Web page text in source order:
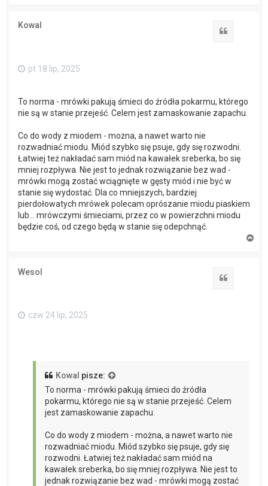
Kowal
pt 18 lip, 2025
To norma - mrówki pakują śmieci do źródła pokarmu, którego
nie są w stanie przejeść. Celem jest zamaskowanie zapachu.
Co do wody z miodem - można, a nawet warto nie
rozwadniać miodu. Miód szybko się psuje, gdy się rozwodni.
Łatwiej też nakładać sam miód na kawałek sreberka, bo się
mniej rozpływa. Nie jest to jednak rozwiązanie bez wad -
mrówki mogą zostać wciągnięte w gęsty miód i nie być w
stanie się wydostać. Dla co mniejszych, bardziej
pierdołowatych mrówek polecam oprószanie miodu piaskiem
lub... mrówczymi śmieciami, przez co w powierzchni miodu
będzie coś, od czego będą w stanie się odepchnąć.
Wesol
czw 24 lip, 2025
Kowal pisze:
To norma - mrówki pakują śmieci do źródła
pokarmu, którego nie są w stanie przejeść. Celem
jest zamaskowanie zapachu.
Co do wody z miodem - można, a nawet warto nie
rozwadniać miodu. Miód szybko się psuje, gdy się
rozwodni. Łatwiej też nakładać sam miód na
kawałek sreberka, bo się mniej rozpływa. Nie jest to
jednak rozwiązanie bez wad - mrówki mogą zostać